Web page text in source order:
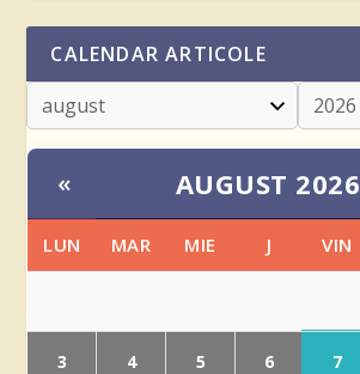
CALENDAR ARTICOLE
« AUGUST 2026
LUN MAR MIE J VIN
3 4 5 6 7